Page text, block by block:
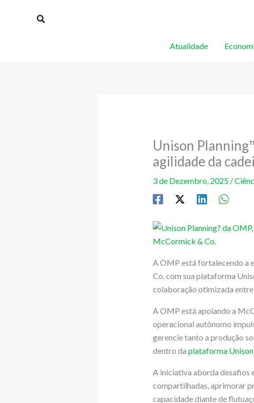
Procurar
Atualidade
Unison
agilidade da
3 de Dezembro, 2025 /
A OMP está fortalecendo a
Co. com sua plataforma
colaboração otimizada
A OMP está apoiando a
operacional autônomo
gerencie tanto a produção
dentro da plataforma
A iniciativa aborda desafios
compartilhadas, aprimorar
capacidade diante de